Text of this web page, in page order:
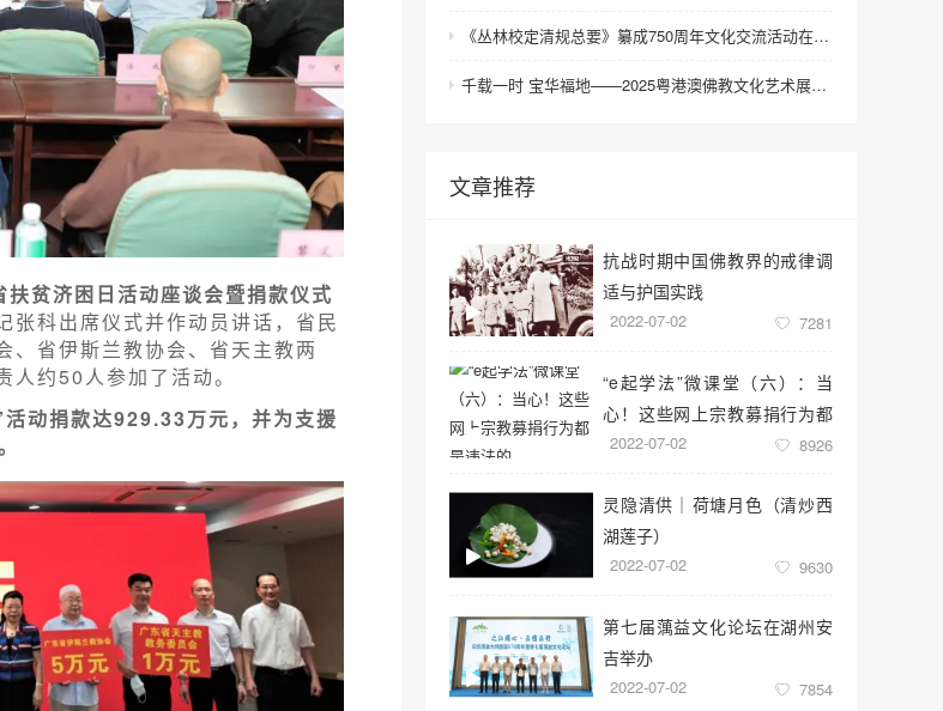
贫济困日活动座谈会暨捐款仪式
张科出席仪式并作动员讲话，省民
、省伊斯兰教协会、省天主教两
约50人参加了活动。
动捐款达929.33万元，并为支援
《丛林校定清规总要》纂成750周年文化交流活动在浙江金华举行
千载一时 宝华福地——2025粤港澳佛教文化艺术展在港澳成功举办
文章推荐
抗战时期中国佛教界的戒律调
适与护国实践
2022-07-02 7281
“e起学法”微课堂（六）：当
心！这些网上宗教募捐行为都
是违法的
2022-07-02 8926
灵隐清供｜​荷塘月色（清炒西
湖莲子）
2022-07-02 9630
第七届蕅益文化论坛在湖州安
吉举办
2022-07-02 7854